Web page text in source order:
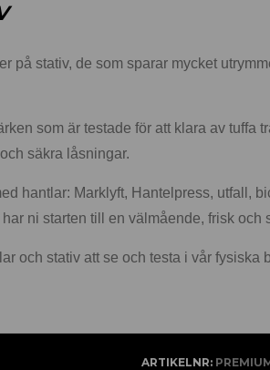
på stativ, de som sparar mycket
som är testade för att klara av tuffa
säkra låsningar.
hantlar: Marklyft, Hantelpress, utfall,
har ni starten till en välmående, frisk och
och stativ att se och testa i vår fysiska
ARTIKELNR: